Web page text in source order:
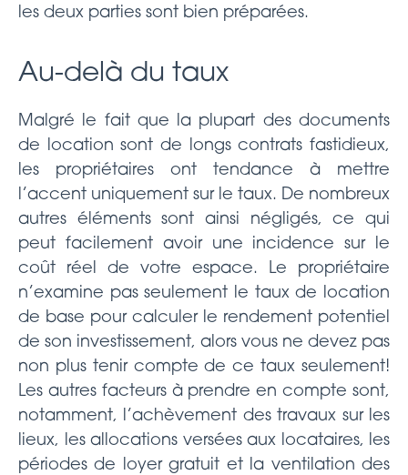
les deux parties sont bien préparées.
Au-delà du taux
Malgré le fait que la plupart des documents
de location sont de longs contrats fastidieux,
les propriétaires ont tendance à mettre
l’accent uniquement sur le taux. De nombreux
autres éléments sont ainsi négligés, ce qui
peut facilement avoir une incidence sur le
coût réel de votre espace. Le propriétaire
n’examine pas seulement le taux de location
de base pour calculer le rendement potentiel
de son investissement, alors vous ne devez pas
non plus tenir compte de ce taux seulement!
Les autres facteurs à prendre en compte sont,
notamment, l’achèvement des travaux sur les
lieux, les allocations versées aux locataires, les
périodes de loyer gratuit et la ventilation des